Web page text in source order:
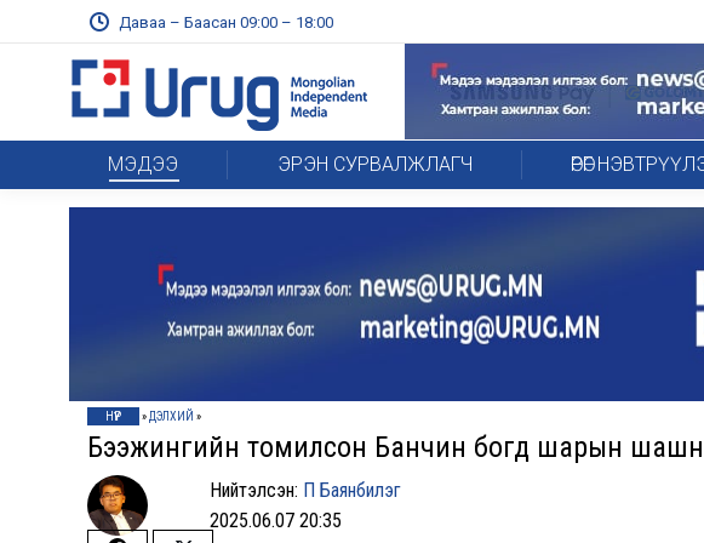
Даваа – Баасан 09:00 – 18:00
МЭДЭЭ ЭРЭН СУРВАЛЖЛАГЧ ӨРӨГ
НҮҮР »ДЭЛХИЙ »
Бээжингийн томилсон Банчин богд шарын
Нийтэлсэн: П Баянбилэг
2025.06.07 20:35